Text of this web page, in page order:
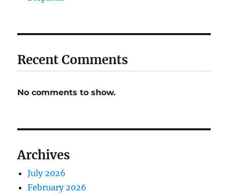
Recent Comments
No comments to show.
Archives
July 2026
February 2026